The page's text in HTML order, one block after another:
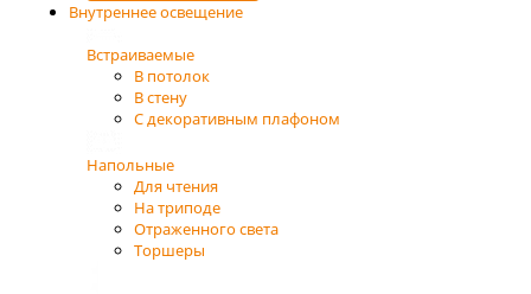
Внутреннее освещение
Встраиваемые
В потолок
В стену
С декоративным плафоном
Напольные
Для чтения
На триподе
Отраженного света
Торшеры